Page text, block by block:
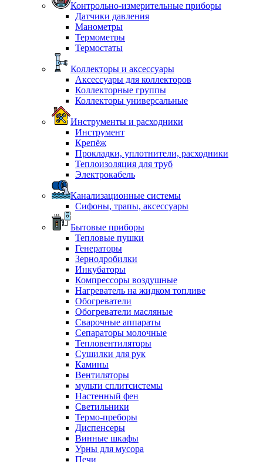
Контрольно-измерительные приборы
Датчики давления
Манометры
Термометры
Термостаты
Коллекторы и аксессуары
Аксессуары для коллекторов
Коллекторные группы
Коллекторы универсальные
Инструменты и расходники
Инструмент
Крепёж
Прокладки, уплотнители, расходники
Теплоизоляция для труб
Электрокабель
Канализационные системы
Сифоны, трапы, аксессуары
Бытовые приборы
Тепловые пушки
Генераторы
Зернодробилки
Инкубаторы
Компрессоры воздушные
Нагреватель на жидком топливе
Обогреватели
Обогреватели масляные
Сварочные аппараты
Сепараторы молочные
Тепловентиляторы
Сушилки для рук
Камины
Вентиляторы
мульти сплитсистемы
Настенный фен
Светильники
Термо-преборы
Диспенсеры
Винные шкафы
Урны для мусора
Печи